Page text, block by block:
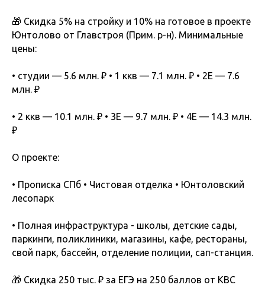
🎁 Скидка 5% на стройку и 10% на готовое в проекте
Юнтолово от Главстроя (Прим. р-н). Минимальные
цены:
• студии — 5.6 млн. ₽ • 1 ккв — 7.1 млн. ₽ • 2Е — 7.6
млн. ₽
• 2 ккв — 10.1 млн. ₽ • 3Е — 9.7 млн. ₽ • 4Е — 14.3 млн.
₽
О проекте:
• Прописка СПб • Чистовая отделка • Юнтоловский
лесопарк
• Полная инфраструктура - школы, детские сады,
паркинги, поликлиники, магазины, кафе, рестораны,
свой парк, бассейн, отделение полиции, сап-станция.
🎁 Скидка 250 тыс. ₽ за ЕГЭ на 250 баллов от КВС